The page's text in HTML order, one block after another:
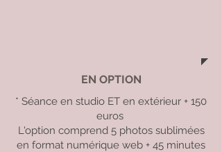
EN OPTION
* Séance en studio ET en extérieur + 150
euros
L'option comprend 5 photos sublimées
en format numérique web + 45 minutes